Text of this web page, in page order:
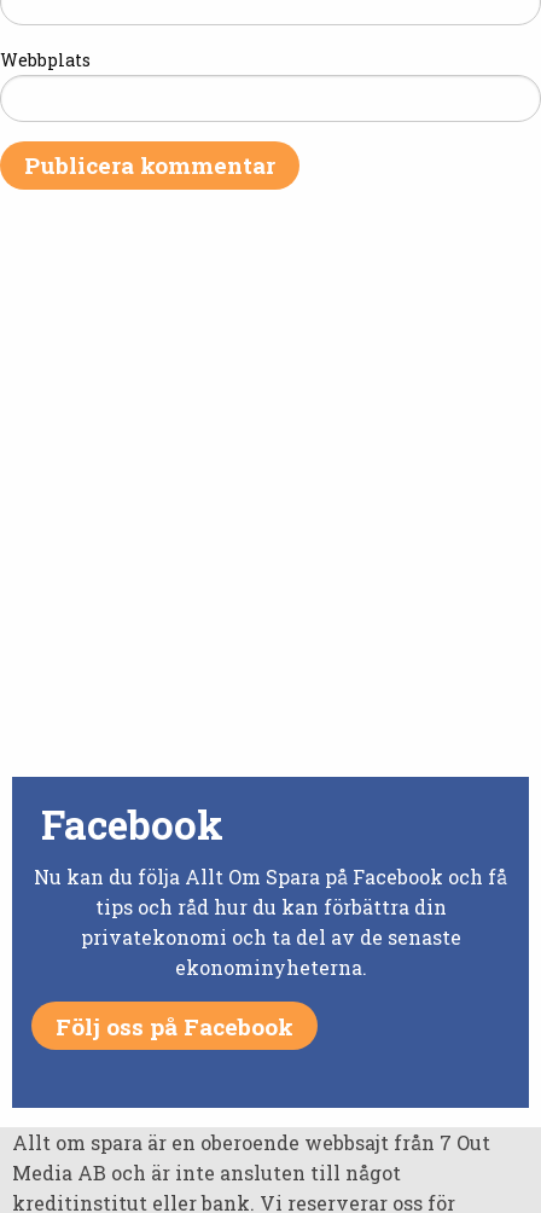
Webbplats
Facebook
Nu kan du följa Allt Om Spara på Facebook och få
tips och råd hur du kan förbättra din
privatekonomi och ta del av de senaste
ekonominyheterna.
Följ oss på Facebook
Allt om spara är en oberoende webbsajt från 7 Out
Media AB och är inte ansluten till något
kreditinstitut eller bank. Vi reserverar oss för